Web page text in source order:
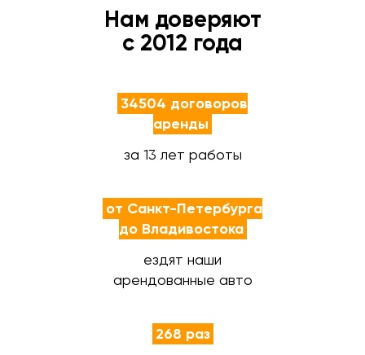
Нам доверяют
с 2012 года
34504 договоров
аренды
за 13 лет работы
от Санкт-Петербурга
до Владивостока
ездят наши
арендованные авто
268 раз